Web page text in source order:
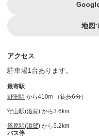
地図
アクセス
駐車場1台あります。
最寄駅
野洲駅 から410m （徒歩6分）
守山駅(滋賀) から3.6km
篠原駅(滋賀) から5.2km
バス停